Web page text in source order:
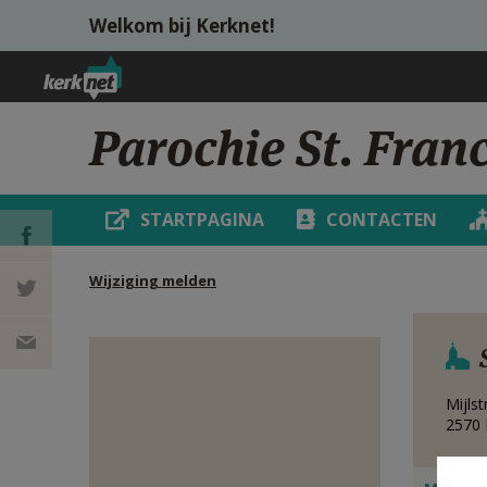
Overslaan en naar de inhoud gaan
Welkom bij Kerknet!
Parochie St.
STARTPAGINA CONTACTEN
Wijziging melden
DEEL OP
FACEBOOK
DEEL OP
2570